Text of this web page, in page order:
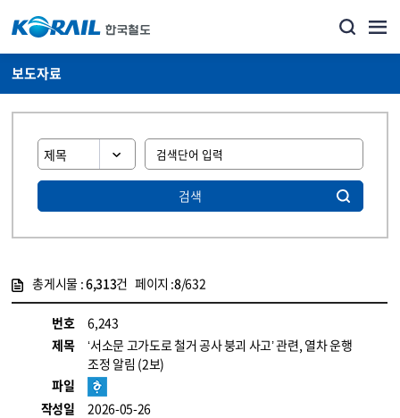
보도자료
검색
총게시물 :6,313건 페이지 :8/632
번호
6,243
제목
‘서소문 고가도로 철거 공사 붕괴 사고’ 관련, 열차 운행
조정 알림 (2보)
파일
작성일
2026-05-26